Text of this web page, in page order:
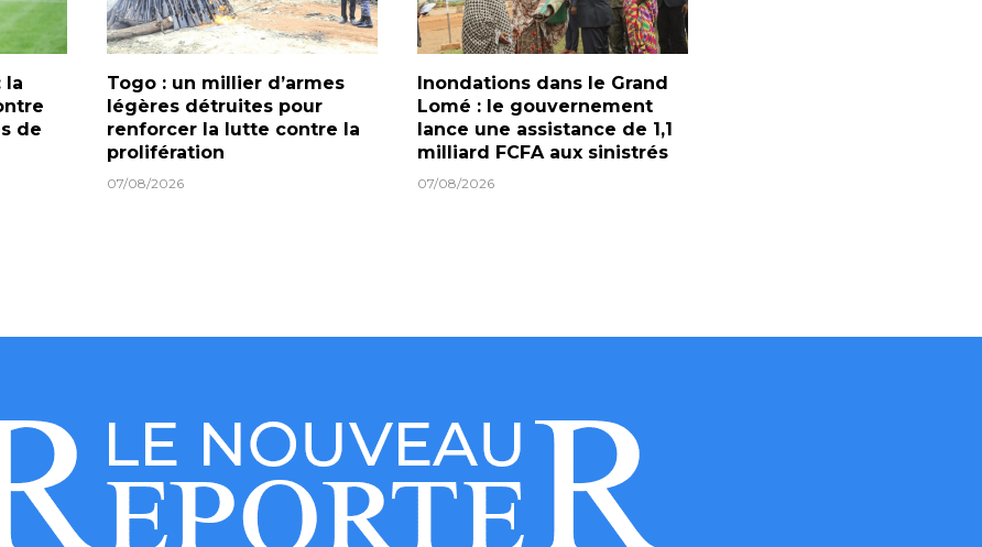
la
de
Togo : un millier d’armes
légères détruites pour
renforcer la lutte contre la
prolifération
07/08/2026
Inondations dans le Grand
Lomé : le gouvernement
lance une assistance de 1,1
milliard FCFA aux sinistrés
07/08/2026